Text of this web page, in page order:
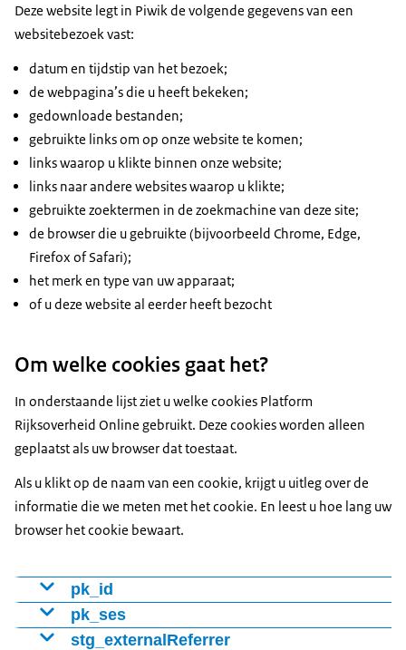
Deze website legt in Piwik de volgende gegevens van een
websitebezoek vast:
datum en tijdstip van het bezoek;
de webpagina’s die u heeft bekeken;
gedownloade bestanden;
gebruikte links om op onze website te komen;
links waarop u klikte binnen onze website;
links naar andere websites waarop u klikte;
gebruikte zoektermen in de zoekmachine van deze site;
de browser die u gebruikte (bijvoorbeeld Chrome, Edge,
Firefox of Safari);
het merk en type van uw apparaat;
of u deze website al eerder heeft bezocht
Om welke cookies gaat het?
In onderstaande lijst ziet u welke cookies Platform
Rijksoverheid Online gebruikt. Deze cookies worden alleen
geplaatst als uw browser dat toestaat.
Als u klikt op de naam van een cookie, krijgt u uitleg over de
informatie die we meten met het cookie. En leest u hoe lang uw
browser het cookie bewaart.
pk_id
Cookie voor het onderscheiden van bezoekers met een
nummer (ID). Hiermee stellen we vast of het om een
pk_ses
Cookie houdt bij welke webpagina’s de bezoeker
stg_externalReferrer